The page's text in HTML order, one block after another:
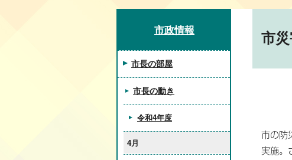
市災
市の防
実施。
市政情報
市長の部屋
市長の動き
令和4年度
4月